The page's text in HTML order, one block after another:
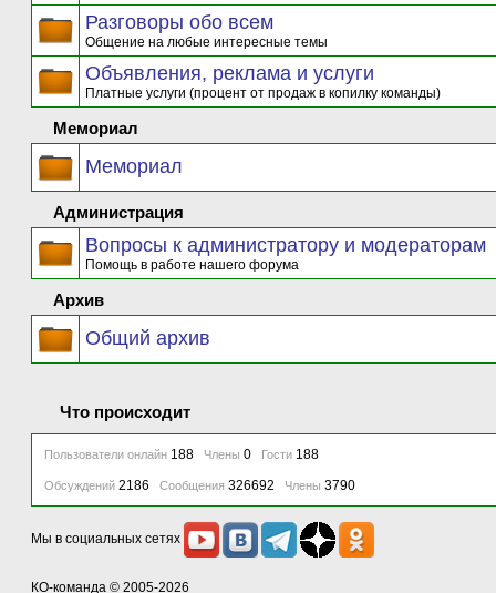
Разговоры обо всем
Общение на любые интересные темы
Объявления, реклама и услуги
Платные услуги (процент от продаж в копилку команды)
Мемориал
Мемориал
Администрация
Вопросы к администратору и модераторам
Помощь в работе нашего форума
Архив
Общий архив
Что происходит
Пользователи онлайн 188 Члены 0 Гости 188
Обсуждений 2186 Сообщения 326692 Члены 3790
Мы в социальных сетях
КО-команда © 2005-2026